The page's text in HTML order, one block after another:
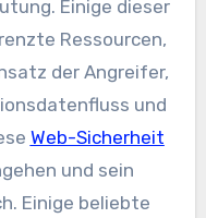
Einige dieser
Ressourcen,
der Angreifer,
und
Web-Sicherheit
und sein
Einige beliebte